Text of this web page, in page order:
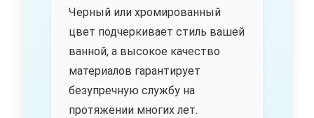
Черный или хромированный
цвет подчеркивает стиль вашей
ванной, а высокое качество
материалов гарантирует
безупречную службу на
протяжении многих лет.